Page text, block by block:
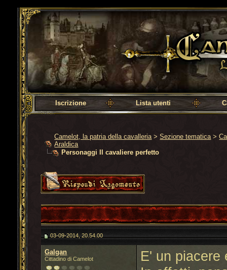
Camelot, la patria della cavalleria
Iscrizione Lista utenti
Camelot, la patria della cavalleria >Sezione tematica >
Araldica
Personaggi Il cavaliere perfetto
03-09-2014, 20.54.00
Galgan
Cittadino di Camelot
E' un piacere